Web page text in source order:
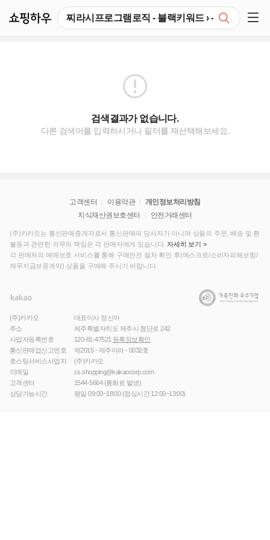
검색결과가 없습니다.
다른 검색어를 입력하시거나 필터를 재선택해보세요.
고객센터 이용약관
개인정보처리방침
지식재산권보호센터
안전거래센터
(주)카카오는 통신판매중개자로서 통신판매의 당사자가 아니며 상품의 주문, 배송 및 환
불등과 관련한 의무와 책임은 각 판매자에게 있습니다. 자세히 보기 >
각 판매처의 매매보호 서비스를 통해 구매안전 절차 확인 후(에스크로/소비자피해보험/
재무지금보증계약) 상품을 구매해 주시기 바랍니다.
(주)카카오
대표이사 정신아
주소
제주특별자치도 제주시 첨단로 242
사업자등록번호
120-81-47521 등록정보확인
통신판매업신고번호
제2015 - 제주아라 - 0032호
호스팅서비스사업자
(주)카카오
이메일
cs.shopping@kakaocorp.com
고객센터
1544-5664(통화료 발생)
상담가능시간
평일 09:00~18:00 (점심시간 12:00~13:00)